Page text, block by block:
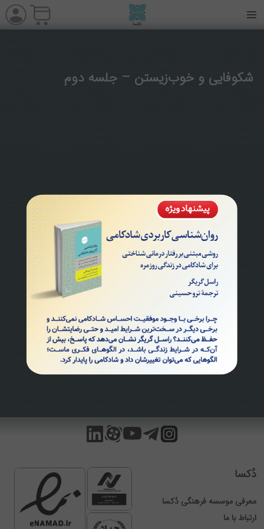
شکوفایی و خوب‌زیستن – جلسه دوم
دُکسا
معرفی موسسه فرهنگی دُکسا
ارتباط با ما